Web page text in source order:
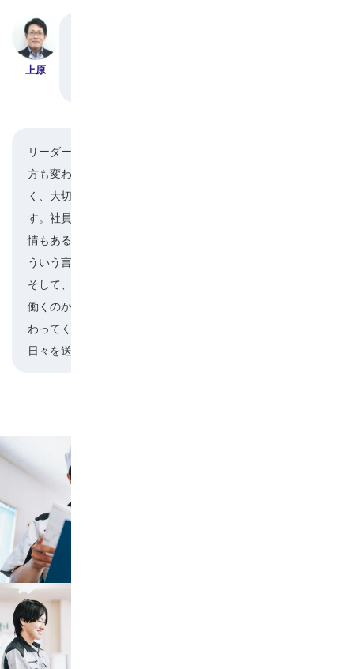
上原
リーダーになる前となった後では、ガラッと考え
方も変わりました。仕事の指示をするだけでな
く、大切なのは人としてどう向き合うかなんで
す。社員一人一人の人生があって、その時々の感
情もある。だからタイミングや気持ちを汲んでど
ういう言葉をかけられるかを考えています。
そして、いつもみんなに言うのが「なんのために
働くのか」ということ。結局は人生の大部分に関
わってくるのが仕事。できるだけ楽しく充実した
日々を送ってほしいと思っています。